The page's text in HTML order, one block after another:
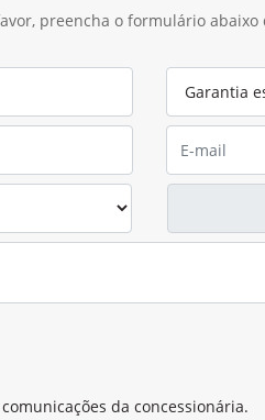
preencha o formulário
da concessionária.